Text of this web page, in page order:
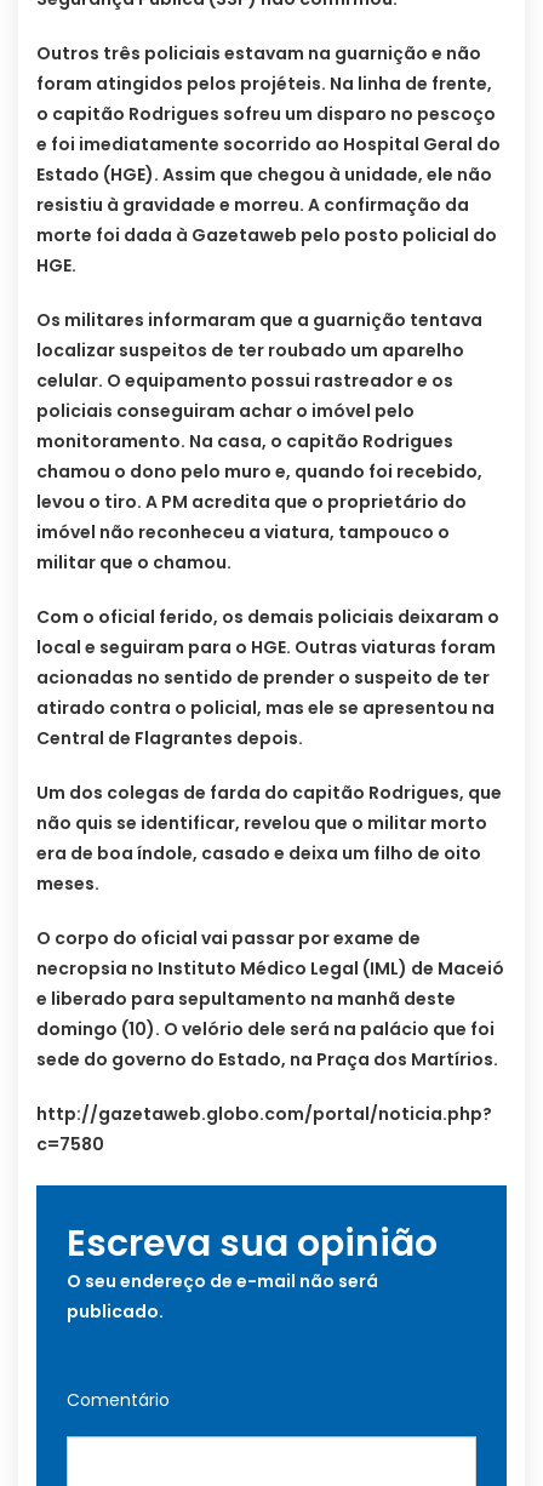
Outros três policiais estavam na guarnição e não
foram atingidos pelos projéteis. Na linha de frente,
o capitão Rodrigues sofreu um disparo no pescoço
e foi imediatamente socorrido ao Hospital Geral do
Estado (HGE). Assim que chegou à unidade, ele não
resistiu à gravidade e morreu. A confirmação da
morte foi dada à Gazetaweb pelo posto policial do
HGE.
Os militares informaram que a guarnição tentava
localizar suspeitos de ter roubado um aparelho
celular. O equipamento possui rastreador e os
policiais conseguiram achar o imóvel pelo
monitoramento. Na casa, o capitão Rodrigues
chamou o dono pelo muro e, quando foi recebido,
levou o tiro. A PM acredita que o proprietário do
imóvel não reconheceu a viatura, tampouco o
militar que o chamou.
Com o oficial ferido, os demais policiais deixaram o
local e seguiram para o HGE. Outras viaturas foram
acionadas no sentido de prender o suspeito de ter
atirado contra o policial, mas ele se apresentou na
Central de Flagrantes depois.
Um dos colegas de farda do capitão Rodrigues, que
não quis se identificar, revelou que o militar morto
era de boa índole, casado e deixa um filho de oito
meses.
O corpo do oficial vai passar por exame de
necropsia no Instituto Médico Legal (IML) de Maceió
e liberado para sepultamento na manhã deste
domingo (10). O velório dele será na palácio que foi
sede do governo do Estado, na Praça dos Martírios.
http://gazetaweb.globo.com/portal/noticia.php?
c=7580
Escreva sua opinião
O seu endereço de e-mail não será
publicado.
Comentário